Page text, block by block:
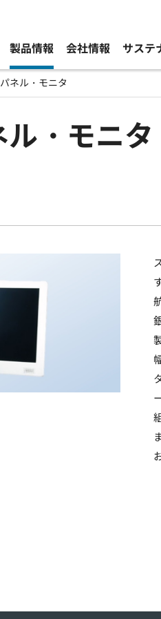
製品情報 会社情報 サステ
ネル・モニタ
・モニタ